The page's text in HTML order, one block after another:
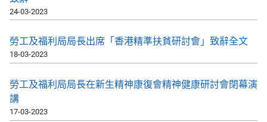
24-03-2023
勞工及福利局局長出席「香港精準扶貧研討會」致辭全文
18-03-2023
勞工及福利局局長在新生精神康復會精神健康研討會閉幕演
講
17-03-2023